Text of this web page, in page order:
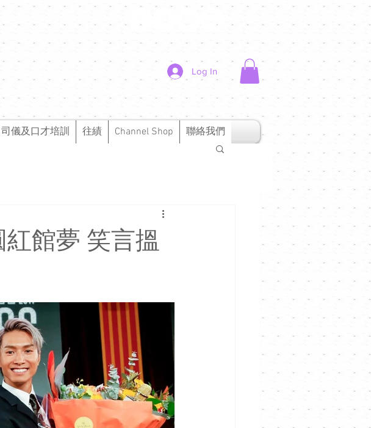
Log In
司儀及口才培訓 往績 Channel Shop 聯絡我們
紅館夢 笑言搵